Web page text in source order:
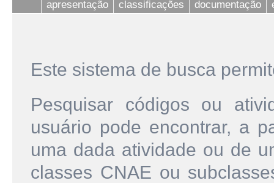
apresentação classificações documentação
Este sistema de busca
Pesquisar códigos ou
usuário pode encontrar, a
uma dada atividade ou de
classes CNAE ou